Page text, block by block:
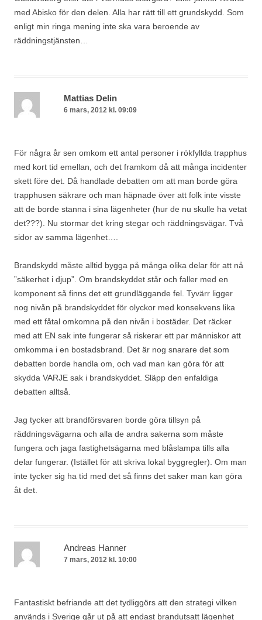
med Abisko för den delen. Alla har rätt till ett grundskydd. Som
enligt min ringa mening inte ska vara beroende av
räddningstjänsten…
Mattias Delin
6 mars, 2012 kl. 09:09
För några år sen omkom ett antal personer i rökfyllda trapphus
med kort tid emellan, och det framkom då att många incidenter
skett före det. Då handlade debatten om att man borde göra
trapphusen säkrare och man häpnade över att folk inte visste
att de borde stanna i sina lägenheter (hur de nu skulle ha vetat
det???). Nu stormar det kring stegar och räddningsvägar. Två
sidor av samma lägenhet….
Brandskydd måste alltid bygga på många olika delar för att nå
”säkerhet i djup”. Om brandskyddet står och faller med en
komponent så finns det ett grundläggande fel. Tyvärr ligger
nog nivån på brandskyddet för olyckor med konsekvens lika
med ett fåtal omkomna på den nivån i bostäder. Det räcker
med att EN sak inte fungerar så riskerar ett par människor att
omkomma i en bostadsbrand. Det är nog snarare det som
debatten borde handla om, och vad man kan göra för att
skydda VARJE sak i brandskyddet. Släpp den enfaldiga
debatten alltså.
Jag tycker att brandförsvaren borde göra tillsyn på
räddningsvägarna och alla de andra sakerna som måste
fungera och jaga fastighetsägarna med blåslampa tills alla
delar fungerar. (Istället för att skriva lokal byggregler). Om man
inte tycker sig ha tid med det så finns det saker man kan göra
åt det.
Andreas Hanner
7 mars, 2012 kl. 10:00
Fantastiskt befriande att det tydliggörs att den strategi vilken
används i Sverige går ut på att endast brandutsatt lägenhet